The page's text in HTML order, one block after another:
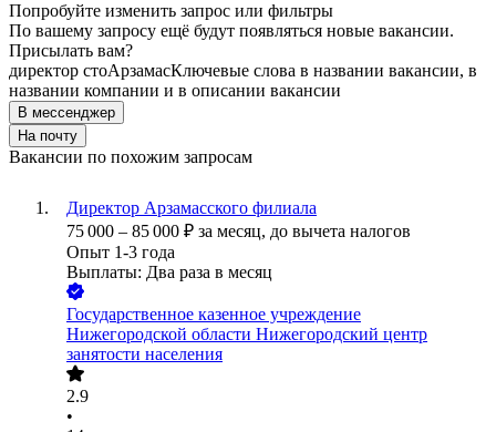
Попробуйте изменить запрос или фильтры
По вашему запросу ещё будут появляться новые вакансии.
Присылать вам?
директор стоАрзамасКлючевые слова в названии вакансии, в
названии компании и в описании вакансии
В мессенджер
На почту
Вакансии по похожим запросам
Директор Арзамасского филиала
75 000 – 85 000 ₽ за месяц, до вычета налогов
Опыт 1-3 года
Выплаты: Два раза в месяц
Государственное казенное учреждение
Нижегородской области Нижегородский центр
занятости населения
2.9
•